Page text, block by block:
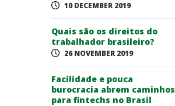
10 DECEMBER 2019
Quais são os direitos do
trabalhador brasileiro?
26 NOVEMBER 2019
Facilidade e pouca
burocracia abrem caminhos
para fintechs no Brasil